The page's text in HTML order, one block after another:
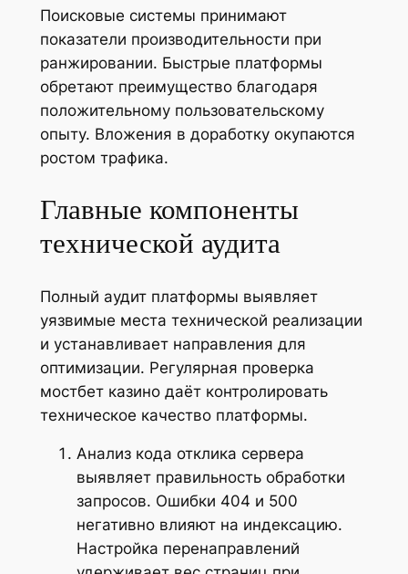
Поисковые системы принимают
показатели производительности при
ранжировании. Быстрые платформы
обретают преимущество благодаря
положительному пользовательскому
опыту. Вложения в доработку окупаются
ростом трафика.
Главные компоненты
технической аудита
Полный аудит платформы выявляет
уязвимые места технической реализации
и устанавливает направления для
оптимизации. Регулярная проверка
мостбет казино даёт контролировать
техническое качество платформы.
Анализ кода отклика сервера
выявляет правильность обработки
запросов. Ошибки 404 и 500
негативно влияют на индексацию.
Настройка перенаправлений